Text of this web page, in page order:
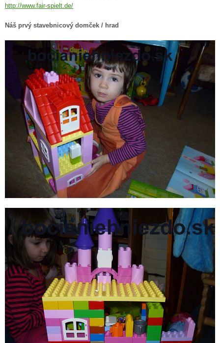
http://www.fair-spielt.de/
Náš prvý stavebnicový domček / hrad